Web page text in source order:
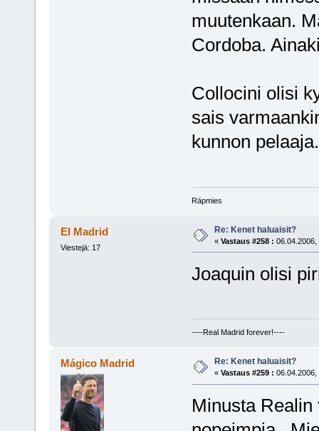
muutenkaan.
Cordoba.
Collocini olisi
sais
kunnon pelaaja.
Räpmies
El Madrid
Viestejä: 17
Re: Kenet haluaisit?
« Vastaus #258 : 06.04.2006,
Joaquin olisi
----Real Madrid forever!----
Mágico Madrid Re: Kenet haluaisit?
« Vastaus #259 : 06.04.2006,
Minusta